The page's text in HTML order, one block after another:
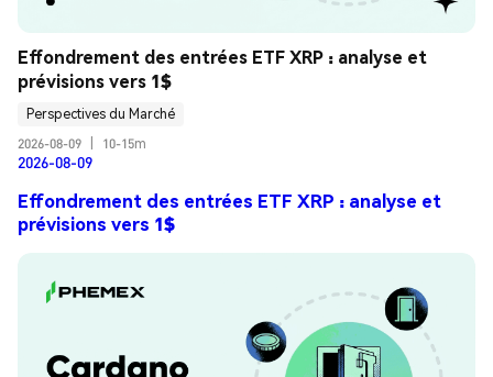
Effondrement des entrées ETF XRP : analyse et
prévisions vers 1$
Perspectives du Marché
2026-08-09
10-15m
2026-08-09
Effondrement des entrées ETF XRP : analyse et
prévisions vers 1$